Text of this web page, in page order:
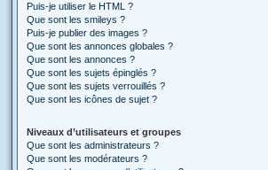
Puis-je utiliser le HTML ?
Que sont les smileys ?
Puis-je publier des images ?
Que sont les annonces globales ?
Que sont les annonces ?
Que sont les sujets épinglés ?
Que sont les sujets verrouillés ?
Que sont les icônes de sujet ?
Niveaux d’utilisateurs et groupes
Que sont les administrateurs ?
Que sont les modérateurs ?